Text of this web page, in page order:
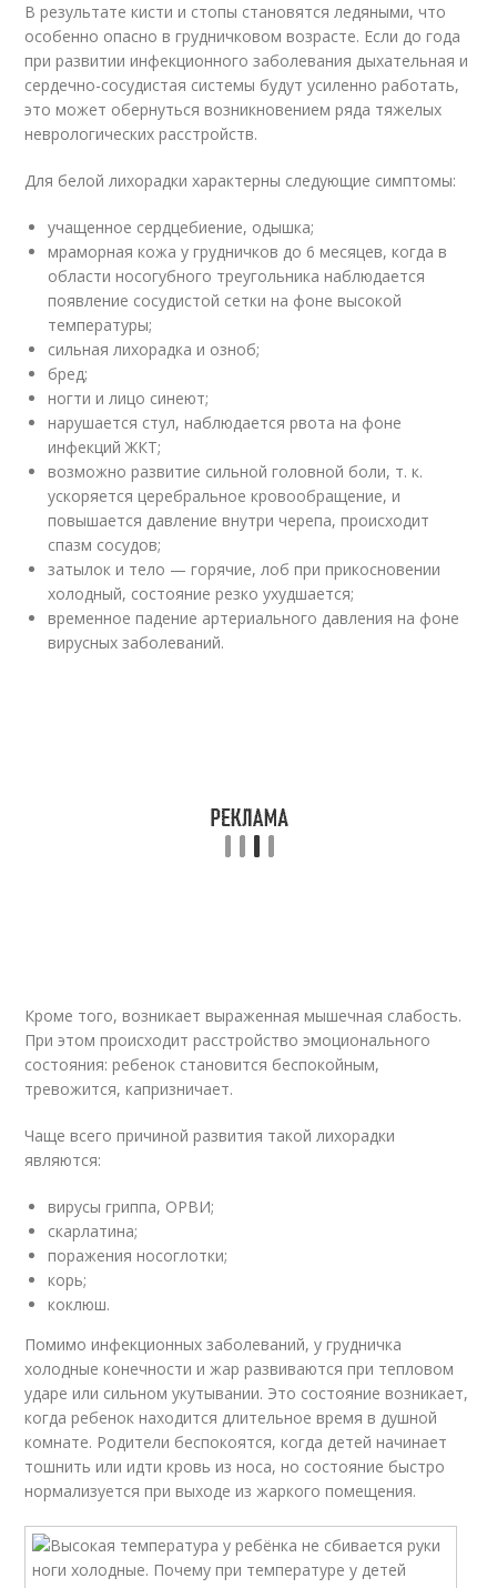
В результате кисти и стопы становятся ледяными, что
особенно опасно в грудничковом возрасте. Если до года
при развитии инфекционного заболевания дыхательная и
сердечно-сосудистая системы будут усиленно работать,
это может обернуться возникновением ряда тяжелых
неврологических расстройств.
Для белой лихорадки характерны следующие симптомы:
учащенное сердцебиение, одышка;
мраморная кожа у грудничков до 6 месяцев, когда в
области носогубного треугольника наблюдается
появление сосудистой сетки на фоне высокой
температуры;
сильная лихорадка и озноб;
бред;
ногти и лицо синеют;
нарушается стул, наблюдается рвота на фоне
инфекций ЖКТ;
возможно развитие сильной головной боли, т. к.
ускоряется церебральное кровообращение, и
повышается давление внутри черепа, происходит
спазм сосудов;
затылок и тело — горячие, лоб при прикосновении
холодный, состояние резко ухудшается;
временное падение артериального давления на фоне
вирусных заболеваний.
Кроме того, возникает выраженная мышечная слабость.
При этом происходит расстройство эмоционального
состояния: ребенок становится беспокойным,
тревожится, капризничает.
Чаще всего причиной развития такой лихорадки
являются:
вирусы гриппа, ОРВИ;
скарлатина;
поражения носоглотки;
корь;
коклюш.
Помимо инфекционных заболеваний, у грудничка
холодные конечности и жар развиваются при тепловом
ударе или сильном укутывании. Это состояние возникает,
когда ребенок находится длительное время в душной
комнате. Родители беспокоятся, когда детей начинает
тошнить или идти кровь из носа, но состояние быстро
нормализуется при выходе из жаркого помещения.